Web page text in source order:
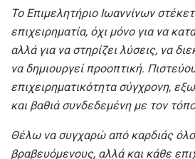
Το Επιμελητήριο Ιωαννίνων
επιχειρηματία, όχι μόνο για να
αλλά για να στηρίζει λύσεις, να
να δημιουργεί προοπτική.
επιχειρηματικότητα σύγχρονη,
και βαθιά συνδεδεμένη με τον
Θέλω να συγχαρώ από καρδιάς
βραβευόμενους, αλλά και κάθε